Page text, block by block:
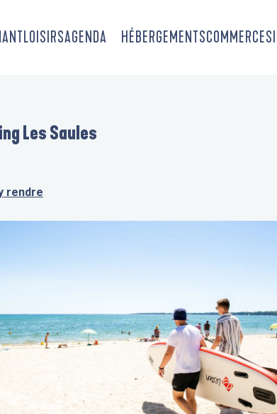
LOISIRSAGENDA HÉBERGEMENTSCOMMERCES
Les Saules
rendre